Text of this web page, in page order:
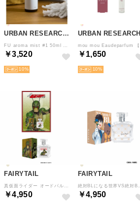
URBAN RESEARCH DOORS
￥3,520
10
URBAN RESEARCH
￥1,650
10
FAIRYTAIL
￥4,950
FAIRYTAIL
￥4,950